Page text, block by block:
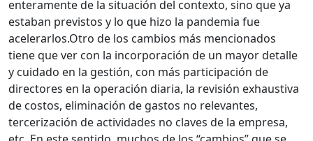
enteramente de la situación del contexto, sino que ya
estaban previstos y lo que hizo la pandemia fue
acelerarlos.Otro de los cambios más mencionados
tiene que ver con la incorporación de un mayor detalle
y cuidado en la gestión, con más participación de
directores en la operación diaria, la revisión exhaustiva
de costos, eliminación de gastos no relevantes,
tercerización de actividades no claves de la empresa,